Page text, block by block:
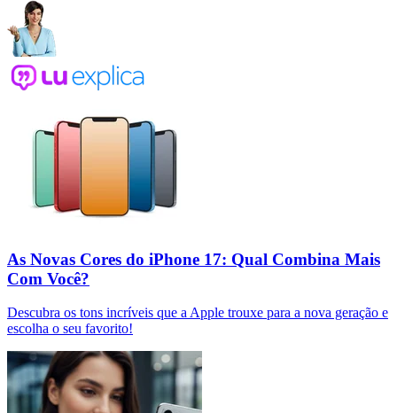
As Novas Cores do iPhone 17: Qual Combina Mais
Com Você?
Descubra os tons incríveis que a Apple trouxe para a nova geração e
escolha o seu favorito!